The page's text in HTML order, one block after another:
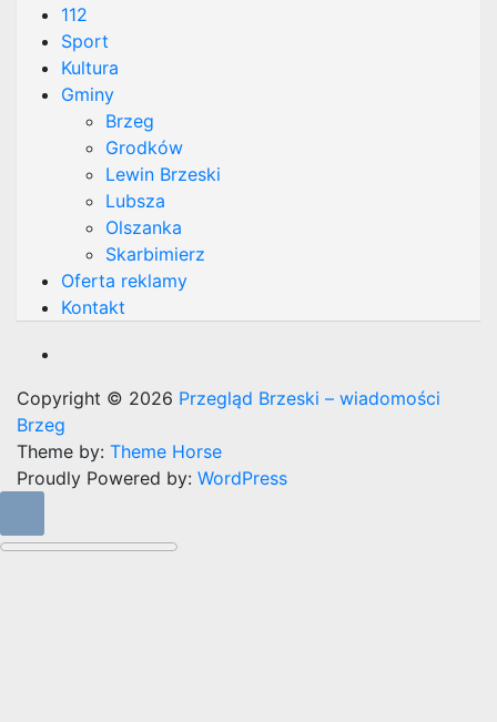
112
Sport
Kultura
Gminy
Brzeg
Grodków
Lewin Brzeski
Lubsza
Olszanka
Skarbimierz
Oferta reklamy
Kontakt
Copyright © 2026 Przegląd Brzeski – wiadomości
Brzeg
Theme by: Theme Horse
Proudly Powered by: WordPress